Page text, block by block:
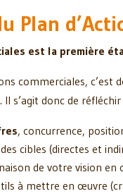
Plan
est la première
commerciales,
s’agit donc de
, concurrence,
cibles (directes et
de votre vision
à mettre en œuvre